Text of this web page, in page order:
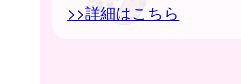
>>詳細はこちら